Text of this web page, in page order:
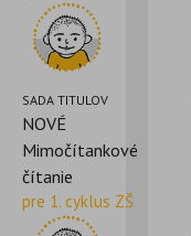
SADA TITULOV
NOVÉ
Mimočítankové
čítanie
pre 1. cyklus ZŠ